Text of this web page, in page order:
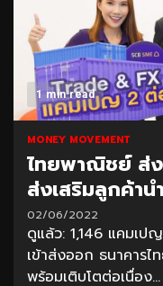
1 min read
MONEY MOVEMENT
ไทยพาณิชย์ ส่
ส่งเสริมลูกค้าน
02/06/2022
ดูแล้ว: 1,146 แคมเป
เข้าส่งออก ธนาคาร
พร้อมเติบโตต่อเนื่อง...